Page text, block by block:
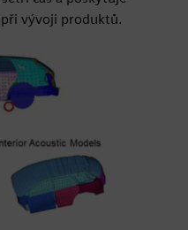
vývoji produktů.